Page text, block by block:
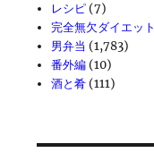
レシピ (7)
完全無欠ダイエット
男弁当 (1,783)
番外編 (10)
酒と肴 (111)